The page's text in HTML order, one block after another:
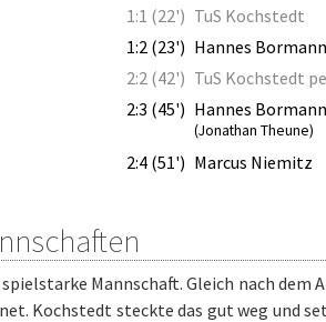
1:1 (22') TuS Kochstedt
1:2 (23') Hannes Bormann
2:2 (42') TuS Kochstedt
2:3 (45') Hannes
(Jonathan Theune)
2:4 (51') Marcus Niemitz
Mannschaft. Gleich nach dem
Kochstedt steckte das gut weg und